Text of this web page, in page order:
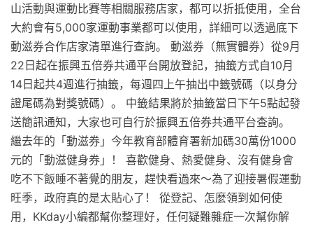
山活動與運動比賽等相關服務店家，都可以折抵使用，全台
大約會有5,000家運動事業都可以使用，詳細可以透過底下
動滋券合作店家清單進行查詢。 動滋券（無實體券）從9月
22日起在振興五倍券共通平台開放登記，抽籤方式自10月
14日起共4週進行抽籤，每週四上午抽出中籤號碼（以身分
證尾碼為對獎號碼）。 中籤結果將於抽籤當日下午5點起發
送簡訊通知，大家也可自行於振興五倍券共通平台查詢。
繼去年的「動滋券」今年教育部體育署新加碼30萬份1000
元的「動滋健身券」！ 喜歡健身、熱愛健身、沒有健身會
吃不下飯睡不著覺的朋友，趕快看過來～為了迎接暑假運動
旺季，政府真的是太貼心了！ 從登記、怎麼領到如何使
用，KKday小編都幫你整理好，任何疑難雜症一次幫你解